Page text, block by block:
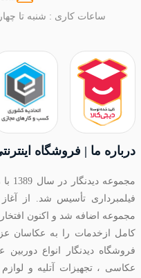
ساعات کاری : شنبه تا چهارشنبه 9 الی 18 |
درباره ما | فروشگاه
فیلمبرداری تأسیس شد. از
مجموعه اضافه شد و اکنون
کامل ازخدمات را به عکاسان
فروشگاه دیدنگار انواع
عکاسی ، تجهیزات آتلیه و